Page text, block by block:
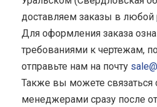
доставляем заказы в любой
Для оформления заказа
требованиями к чертежам,
отправьте нам на почту
Также вы можете
менеджерами сразу после